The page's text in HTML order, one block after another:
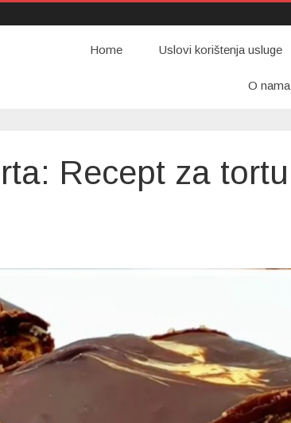
Home Uslovi korištenja usluge
O nama
Recept za tortu